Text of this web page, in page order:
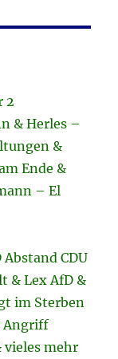
2
& Herles –
&
Ende &
– El
CDU
& Lex AfD &
im Sterben
Angriff
vieles mehr